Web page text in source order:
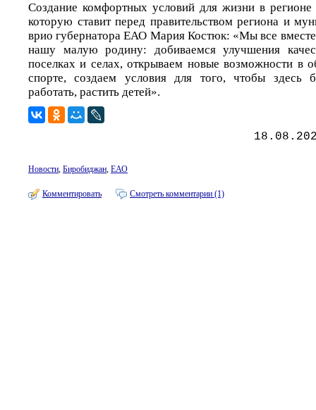
Создание комфортных условий для жизни в регионе
которую ставит перед правительством региона и
врио губернатора ЕАО Мария Костюк: «Мы все
нашу малую родину: добиваемся улучшения
поселках и селах, открываем новые возможности в
спорте, создаем условия для того, чтобы здесь
работать, растить детей».
Новости, Биробиджан, ЕАО
Комментировать Смотреть комментарии (1)